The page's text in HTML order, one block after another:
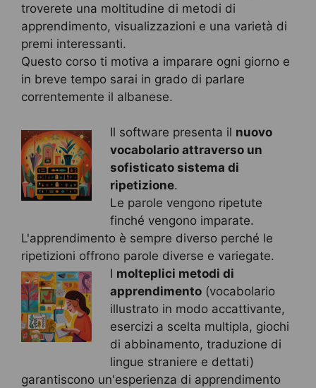
troverete una moltitudine di metodi di
apprendimento, visualizzazioni e una varietà di
premi interessanti.
Questo corso ti motiva a imparare ogni giorno e
in breve tempo sarai in grado di parlare
correntemente il albanese.
Il software presenta il nuovo
vocabolario attraverso un
sofisticato sistema di
ripetizione.
Le parole vengono ripetute
finché vengono imparate.
L'apprendimento è sempre diverso perché le
ripetizioni offrono parole diverse e variegate.
I molteplici metodi di
apprendimento(vocabolario
illustrato in modo accattivante,
esercizi a scelta multipla, giochi
di abbinamento, traduzione di
lingue straniere e dettati)
garantiscono un'esperienza di apprendimento